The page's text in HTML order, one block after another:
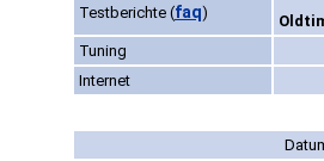
Testberichte (faq)
Tuning
Internet